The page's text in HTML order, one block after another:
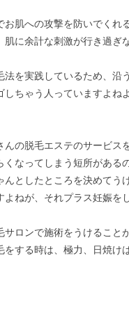
肌への攻撃を防いでくれ
に余計な刺激が行き過ぎ
を実践しているため、
ちゃう人っていますよねよ
の脱毛エステのサービ
なってしまう短所がある
としたところを決めて
ねが、それプラス妊娠
ロンで施術をうけるこ
する時は、極力、日焼け